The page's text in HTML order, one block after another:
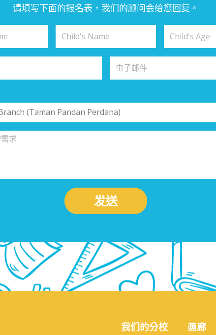
请填写下面的报名表，我们的顾问会给您回复。
发送
我们的分校 画廊